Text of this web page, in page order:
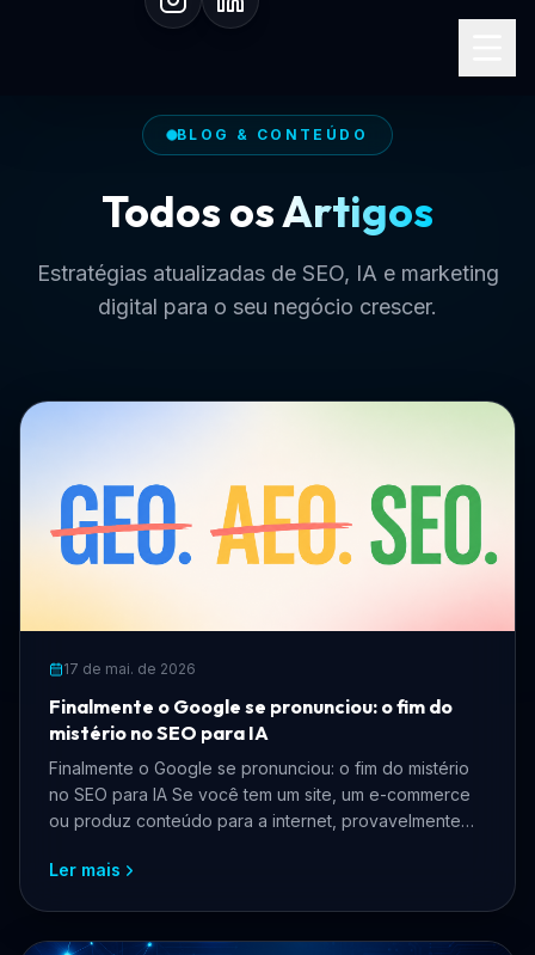
BLOG & CONTEÚDO
Todos osArtigos
Estratégias atualizadas de SEO, IA e marketing
digital para o seu negócio crescer.
17 de mai. de 2026
Finalmente o Google se pronunciou: o fim do
mistério no SEO para IA
Finalmente o Google se pronunciou: o fim do mistério
no SEO para IA Se você tem um site, um e-commerce
ou produz conteúdo para a internet, provavelmente
Ler mais